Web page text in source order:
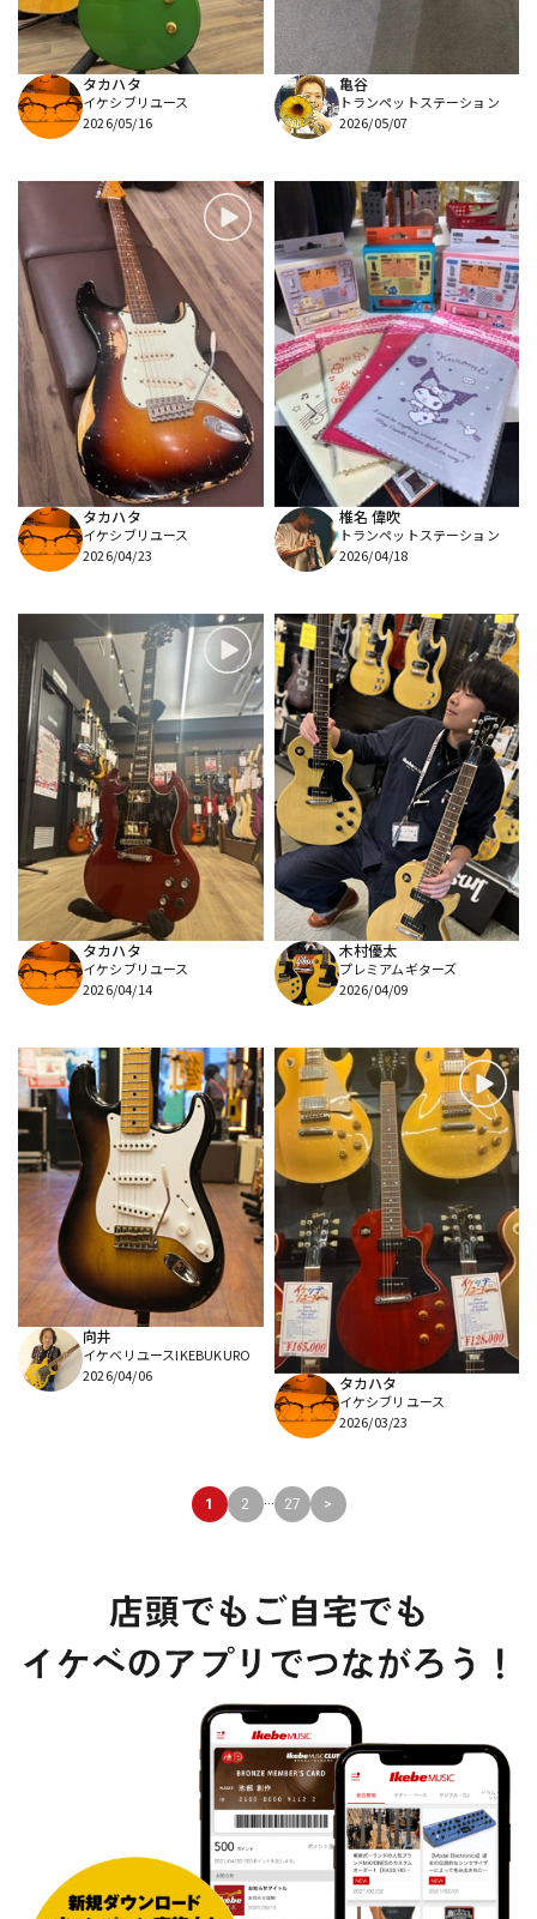
タカハタ
イケシブリユース
2026/05/16
亀谷
トランペットステーション
2026/05/07
タカハタ
イケシブリユース
2026/04/23
椎名 偉吹
トランペットステーション
2026/04/18
タカハタ
イケシブリユース
2026/04/14
木村優太
プレミアムギターズ
2026/04/09
向井
イケベリユースIKEBUKURO
2026/04/06
タカハタ
イケシブリユース
2026/03/23
1 2 ... 27 >